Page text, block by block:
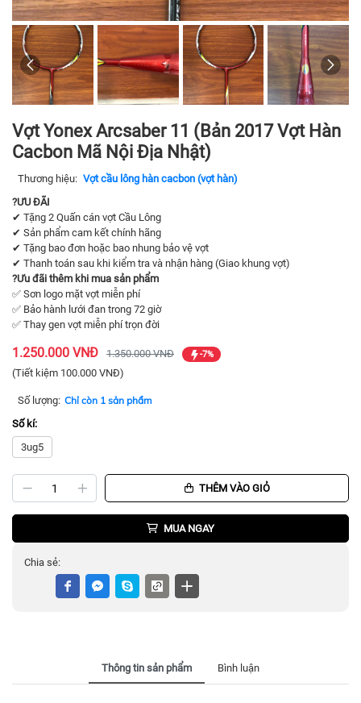
Vợt Yonex Arcsaber 11 (Bản 2017 Vợt Hàn
Cacbon Mã Nội Địa Nhật)
Thương hiệu: Vợt cầu lông hàn cacbon (vợt hàn)
?ƯU ĐÃI
✔ Tặng 2 Quấn cán vợt Cầu Lông
✔ Sản phẩm cam kết chính hãng
✔ Tặng bao đơn hoặc bao nhung bảo vệ vợt
✔ Thanh toán sau khi kiểm tra và nhận hàng (Giao khung vợt)
?Ưu đãi thêm khi mua sản phẩm
✅ Sơn logo mặt vợt miễn phí
✅ Bảo hành lưới đan trong 72 giờ
✅ Thay gen vợt miễn phí trọn đời
1.250.000 VNĐ 1.350.000 VNĐ -7%
(Tiết kiệm 100.000 VNĐ)
Số lượng: Chỉ còn 1 sản phẩm
Số kí:
3ug5
THÊM VÀO GIỎ
MUA NGAY
Chia sẻ:
Thông tin sản phẩm Bình luận